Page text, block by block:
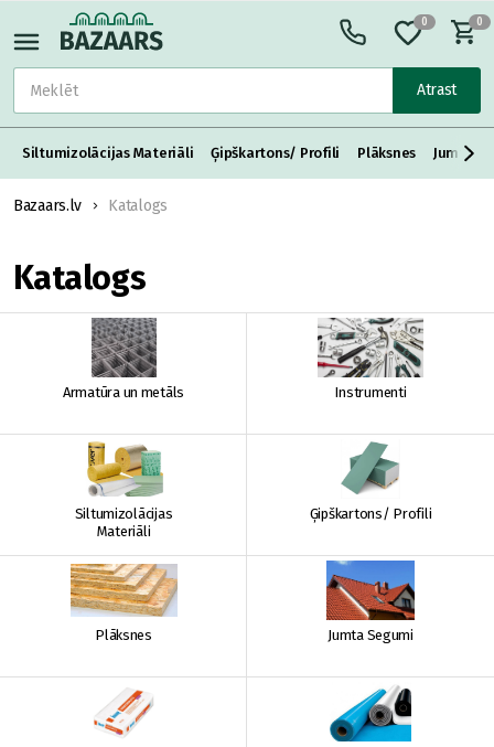
Atrast
0 0
Siltumizolācijas Materiāli Ģipškartons/ Profili Plāksnes Jumta
Bazaars.lv Katalogs
Katalogs
Armatūra un metāls Instrumenti
Siltumizolācijas
Materiāli
Ģipškartons/ Profili
Plāksnes Jumta Segumi